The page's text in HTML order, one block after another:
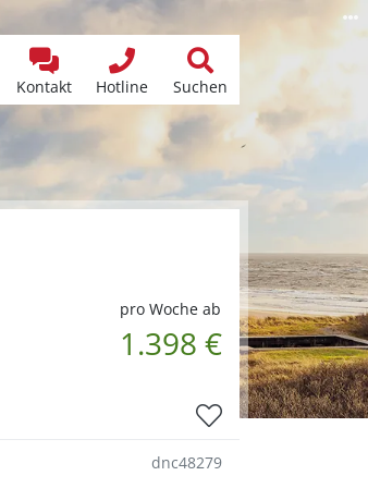
Kontakt Hotline Suchen
pro Woche ab
1.398 €
dnc48279